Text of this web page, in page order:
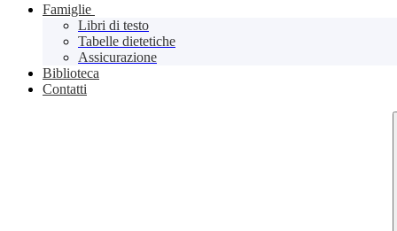
Famiglie
Libri di testo
Tabelle dietetiche
Assicurazione
Biblioteca
Contatti